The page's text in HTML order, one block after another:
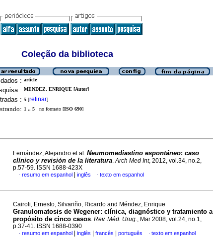
Coleção da biblioteca
: article
: MENDEZ, ENRIQUE [Autor]
: 5 [refinar]
1 .. 5 no formato [ISO 690]
Fernández, Alejandro et al. Neumomediastino espontáneo: caso
clínico y revisión de la literatura.Arch Med Int, 2012, vol.34, no.2,
p.57-59. ISSN 1688-423X
· resumo em espanhol inglês · texto em espanhol
Cairoli, Ernesto, Silvariño, Ricardo and Méndez, Enrique
Granulomatosis de Wegener: clínica, diagnóstico y tratamiento a
propósito de cinco casos. Rev. Méd. Urug., Mar 2008, vol.24, no.1,
p.37-41. ISSN 1688-0390
· resumo em espanhol inglês francês português · texto em espanhol